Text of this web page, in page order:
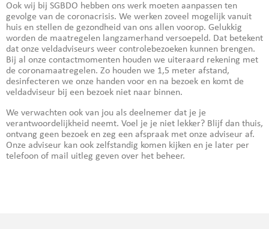
Ook wij bij SGBDO hebben ons werk moeten aanpassen ten
gevolge van de coronacrisis. We werken zoveel mogelijk vanuit
huis en stellen de gezondheid van ons allen voorop. Gelukkig
worden de maatregelen langzamerhand versoepeld. Dat betekent
dat onze veldadviseurs weer controlebezoeken kunnen brengen.
Bij al onze contactmomenten houden we uiteraard rekening met
de coronamaatregelen. Zo houden we 1,5 meter afstand,
desinfecteren we onze handen voor en na bezoek en komt de
veldadviseur bij een bezoek niet naar binnen.
We verwachten ook van jou als deelnemer dat je je
verantwoordelijkheid neemt. Voel je je niet lekker? Blijf dan thuis,
ontvang geen bezoek en zeg een afspraak met onze adviseur af.
Onze adviseur kan ook zelfstandig komen kijken en je later per
telefoon of mail uitleg geven over het beheer.